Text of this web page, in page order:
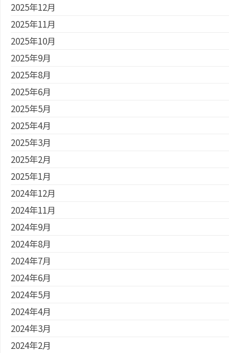
2025年12月
2025年11月
2025年10月
2025年9月
2025年8月
2025年6月
2025年5月
2025年4月
2025年3月
2025年2月
2025年1月
2024年12月
2024年11月
2024年9月
2024年8月
2024年7月
2024年6月
2024年5月
2024年4月
2024年3月
2024年2月